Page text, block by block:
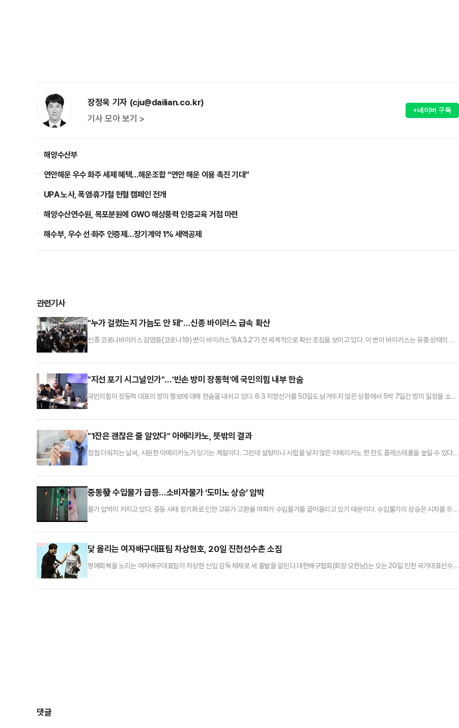
장정욱 기자 (cju@dailian.co.kr)
기사 모아 보기 >
+네이버 구독
해양수산부
연안해운 우수 화주 세제 혜택…해운조합 “연안 해운 이용 촉진 기대”
UPA 노사, 폭염·휴가철 헌혈 캠페인 전개
해양수산연수원, 목포분원에 GWO 해상풍력 인증교육 거점 마련
해수부, 우수 선·화주 인증제…장기계약 1% 세액공제
관련기사
"누가 걸렸는지 가늠도 안 돼"…신종 바이러스 급속 확산
신종 코로나바이러스 감염증(코로나19) 변이 바이러스 'BA.3.2'가 전 세계적으로 확산 조짐을 보이고 있다. 이 변이 바이러스는 유충 상태의 매
11월 남아프리카공화국에서 처음 보고된 코로나19 변이 'BA.3.2'가 이날 기준 전 세계 33개국 이상으로 퍼졌다.지난해 9월부터 감염자가 증가
"지선 포기 시그널인가"…'빈손 방미 장동혁'에 국민의힘 내부 한숨
국민의힘이 장동혁 대표의 방미 행보에 대해 한숨을 내쉬고 있다. 6·3 지방선거를 50일도 남겨두지 않은 상황에서 5박 7일간 방미 일정을 소화
아니냐는 비판까지 나온다.장동혁 대표는 15일(현지시간) 워싱턴DC에서 열린 특파원 간담회에서 "(미국) 상·하원 의원들과 싱크탱크, 미국 국
"1잔은 괜찮은 줄 알았다" 아메리카노, 뜻밖의 결과
점점 더워지는 날씨, 시원한 아메리카노가 당기는 계절이다. 그런데 설탕이나 시럽을 넣지 않은 아메리카노 한 잔도 콜레스테롤을 높일 수 있다는
2022년 20세 이상 성인의 고콜레스테롤혈증 조유병률은 27.4%로 나타났다. 성인 4명 중 1명 이상인 셈이다.커피 자체에 문제가 있는 것은 아
중동發 수입물가 급등…소비자물가 ‘도미노 상승’ 압박
물가 압박이 커지고 있다. 중동 사태 장기화로 인한 고유가·고환율 여파가 수입물가를 끌어올리고 있기 때문이다. 수입물가의 상승은 시차를 두고
상승률 전망치를 기존 대비 상향하고 있어 정부 역시 물가 안정화를 위한 관리에 나섰다.16일 한국은행의 ‘2026년 3월 수출입물가지수 및 무역
닻 올리는 여자배구대표팀 차상현호, 20일 진천선수촌 소집
명예회복을 노리는 여자배구대표팀이 차상현 신임 감독 체제로 새 출발을 알린다.대한배구협회(회장 오한남)는 오는 20일 진천 국가대표선수촌
의 선수들은 약 4주간의 강화 훈련을 진행하며, 훈련 성과와 경기력 등을 종합 평가해 국제대회에 출전할 최종 14명이 확정될 예정이다.세터에
댓글